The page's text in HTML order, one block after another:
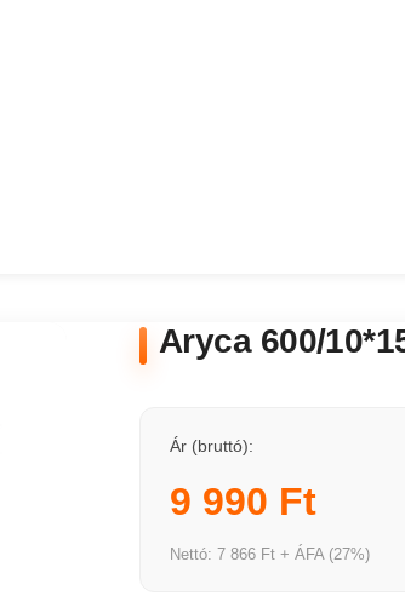
Aryca 600/
Ár (bruttó):
9 990 Ft
Nettó: 7 866 Ft + ÁFA (27%)